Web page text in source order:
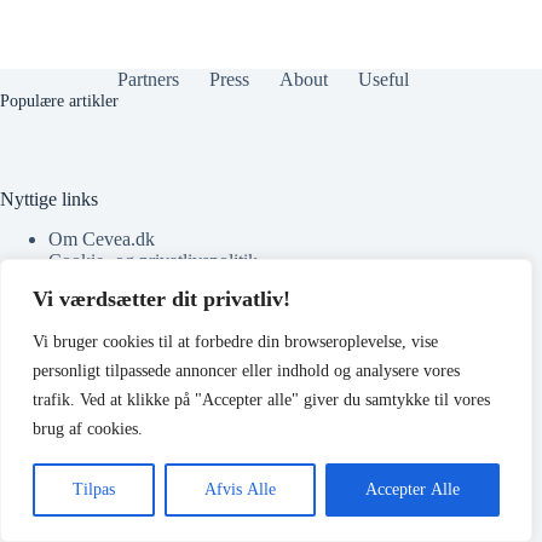
Vi værdsætter dit privatliv!
Vi bruger cookies til at forbedre din browseroplevelse, vise
personligt tilpassede annoncer eller indhold og analysere vores
trafik. Ved at klikke på "Accepter alle" giver du samtykke til vores
brug af cookies.
Tilpas Afvis Alle Accepter Alle
Partners Press About Useful
Populære artikler
Nyttige links
Om Cevea.dk
Cookie- og privatlivspolitik
Nyttig information
Vim in meis verterem menandri, ea iuvaret delectus verterem
qui, nec ad ferri corpora.
Euismod nisi porta lorem mollis. Interdum velit euismod in
pellentesque.